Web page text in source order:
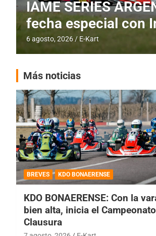
IAME SERIES
fecha con Invitados
4 agosto, 2026 E-Kart
Más noticias
BREVES KDO BONAERENSE
KDO BONAERENSE: Con la
bien alta, inicia el Campeonato
Clausura